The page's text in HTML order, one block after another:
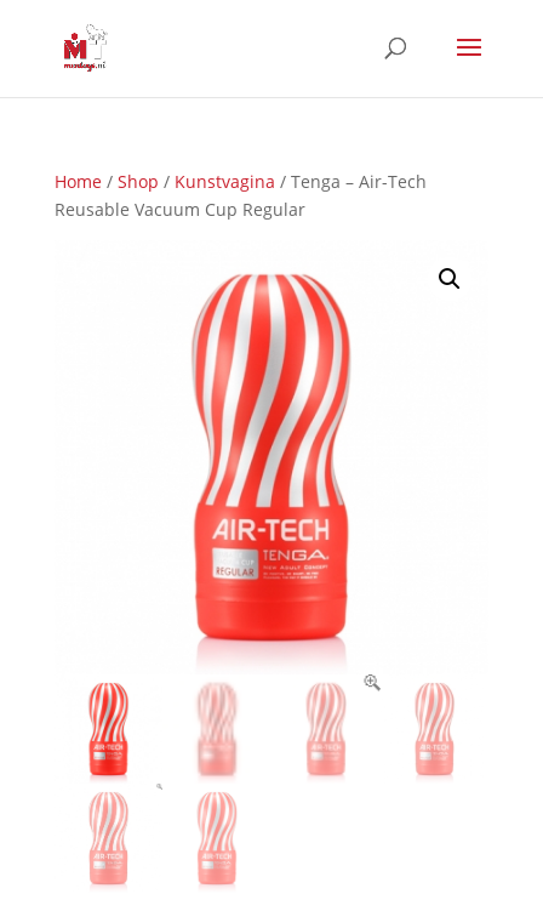
Home/ Shop / Kunstvagina / Tenga – Air-Tech
Reusable Vacuum Cup Regular